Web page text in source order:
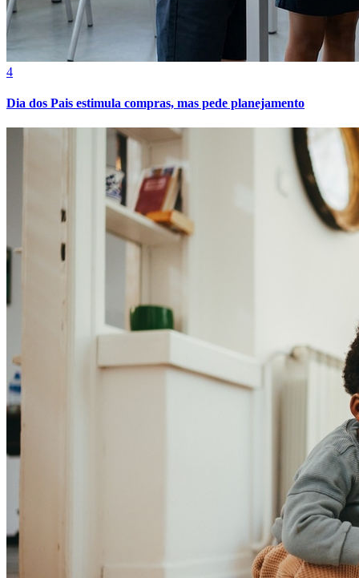
4
Dia dos Pais estimula compras, mas pede planejamento